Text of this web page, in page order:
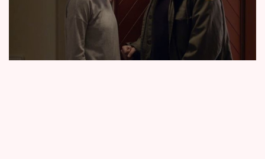
Sledujte prima+
Filmový festival Karlovy Vary